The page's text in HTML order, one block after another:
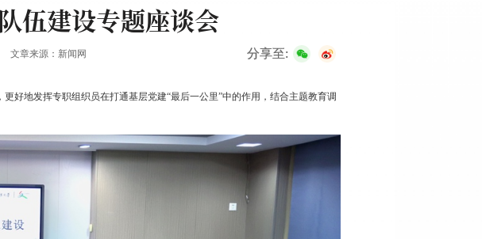
伍建设专题座谈会
文章来源：新闻网 分享至:
好地发挥专职组织员在打通基层党建“最后一公里”中的作用，结合主题教育调